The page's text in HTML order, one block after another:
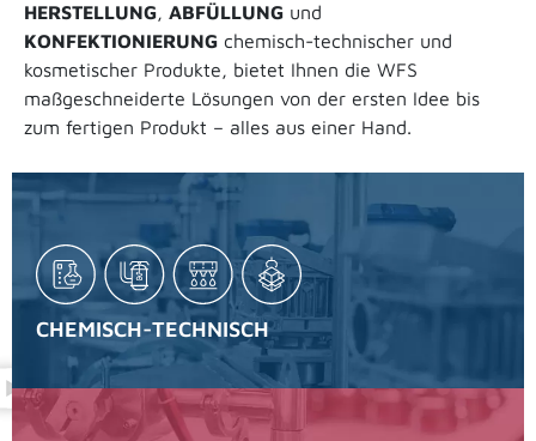
HERSTELLUNG, ABFÜLLUNG und
KONFEKTIONIERUNG chemisch-technischer und
kosmetischer Produkte, bietet Ihnen die WFS
maßgeschneiderte Lösungen von der ersten Idee bis
zum fertigen Produkt – alles aus einer Hand.
CHEMISCH-TECHNISCH